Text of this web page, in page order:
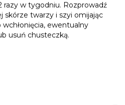
razy w tygodniu. Rozprowadź
skórze twarzy i szyi omijając
ewentualny
usuń chusteczką.